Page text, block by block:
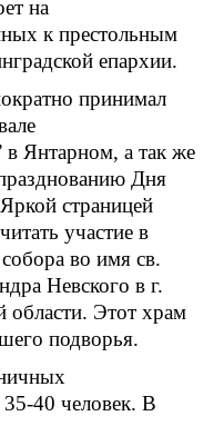
на
к престольным
епархии.
принимал
в Янтарном, а так же
Дня
страницей
участие в
во имя св.
Невского в г.
области. Этот храм
подворья.
40 человек. В